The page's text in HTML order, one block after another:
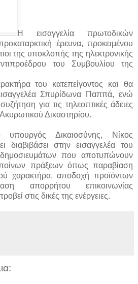
Η εισαγγελία πρωτοδικών
έρευνα, προκειμένου
της υποκλοπής της ηλεκτρονικής
του Συμβουλίου της
του κατεπείγοντος και θα
Σπυρίδωνα Παππά, ενώ
για τις τηλεοπτικές άδειες
Δικαστηρίου.
υπουργός Δικαιοσύνης, Νίκος
διαβιβάσει στην εισαγγελέα του
που αποτυπώνουν
πράξεων όπως παραβίαση
χαρακτήρα, αποδοχή προϊόντων
απορρήτου επικοινωνίας
στις δικές της ενέργειες.